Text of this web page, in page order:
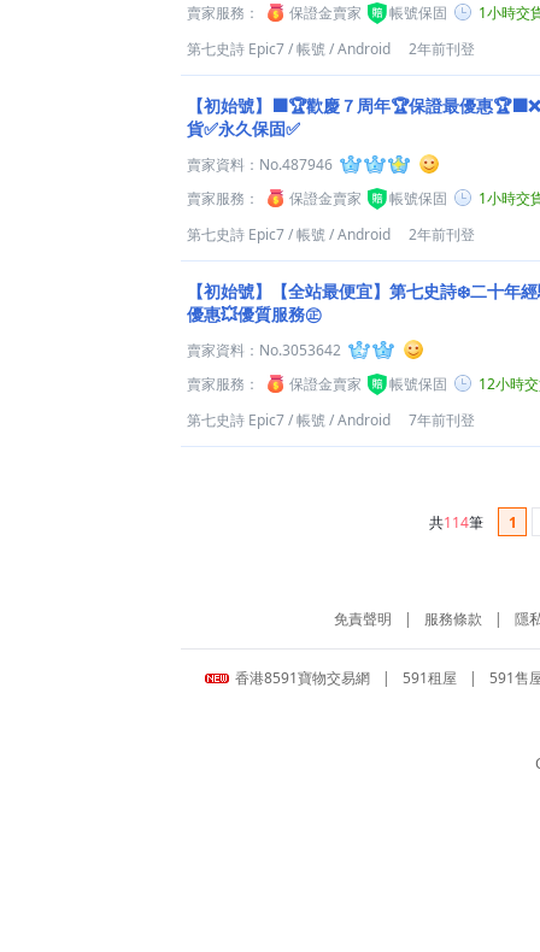
賣家服務：
保證金賣家 帳號保固
1小時交
第七史詩 Epic7/帳號/Android 2年前刊登
【初始號】⬛️🏆歡慶７周年🏆保證最優惠
貨✅永久保固✅
賣家資料： No.487946
賣家服務：
保證金賣家 帳號保固
1小時交
第七史詩 Epic7/帳號/Android 2年前刊登
【初始號】【全站最便宜】第七史詩❄️二十年
優惠💥優質服務㊣
賣家資料： No.3053642
賣家服務：
保證金賣家 帳號保固
12小時
第七史詩 Epic7/帳號/Android 7年前刊登
共114筆 1
免責聲明 | 服務條款 | 隱
香港8591寶物交易網 | 591租屋 | 591售